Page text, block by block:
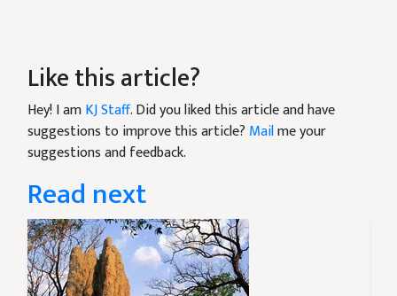
Like this article?
Hey! I amKJ Staff. Did you liked this article and have
suggestions to improve this article? Mailme your
suggestions and feedback.
Read next